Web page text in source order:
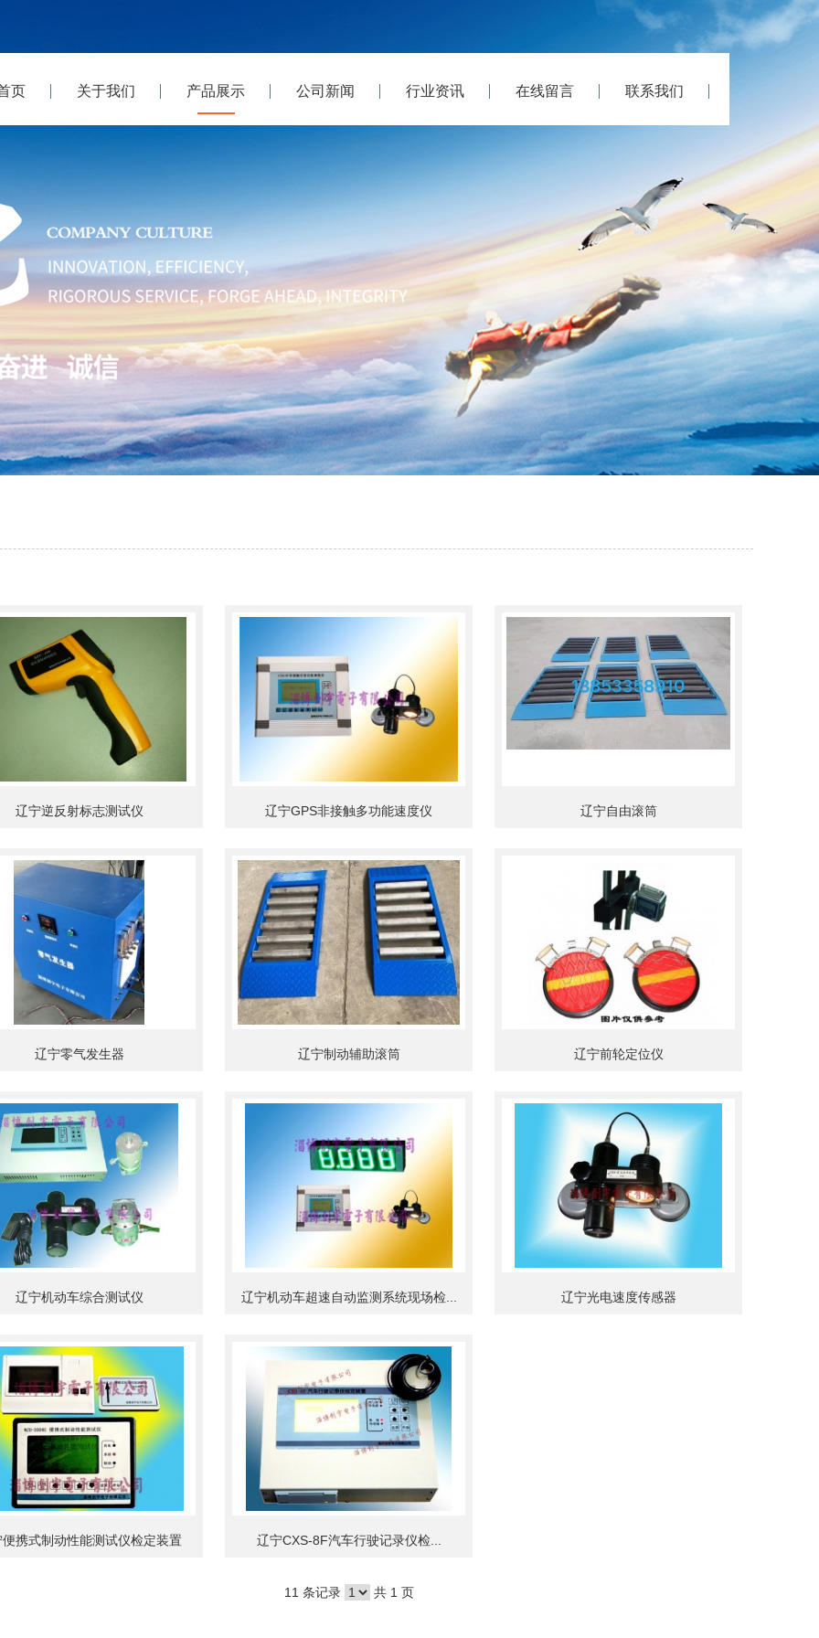
页 关于我们 产品展示 公司新闻 行业资讯 在线留言 联系我们
辽宁逆反射标志测试仪 辽宁GPS非接触多功能速度仪 辽宁自由滚筒
辽宁零气发生器 辽宁制动辅助滚筒 辽宁前轮定位仪
辽宁机动车综合测试仪 辽宁机动车超速自动监测系统现场检... 辽宁光电速度传感器
携式制动性能测试仪检定装置 辽宁CXS-8F汽车行驶记录仪检...
11 条记录 共 1 页